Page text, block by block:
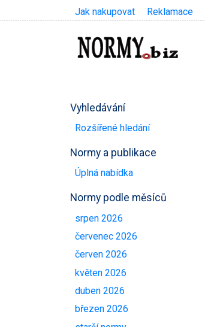
Jak nakupovat Reklamace
Vyhledávání
Rozšířené hledání
Normy a publikace
Úplná nabídka
Normy podle měsíců
srpen 2026
červenec 2026
červen 2026
květen 2026
duben 2026
březen 2026